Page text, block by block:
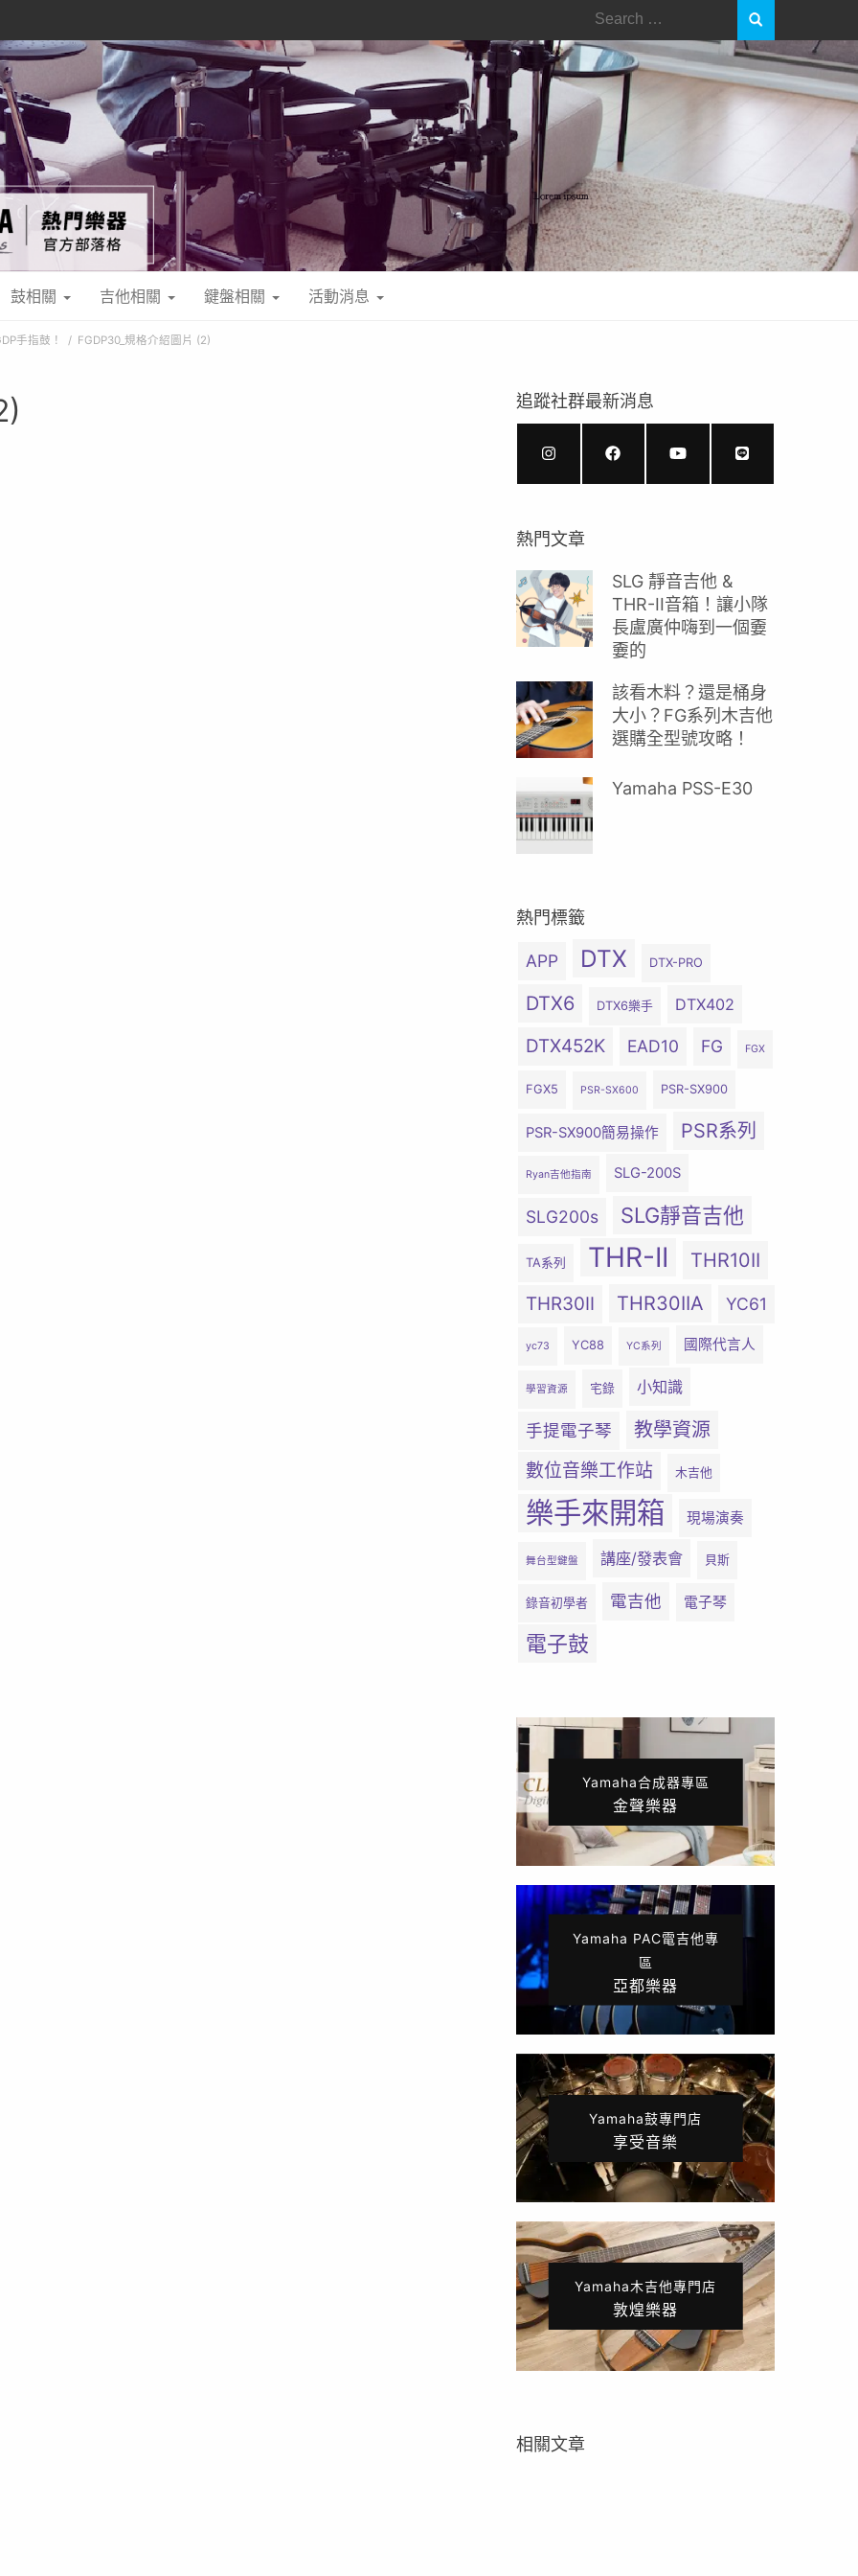
Search
鼓相關 吉他相關 鍵盤相關 活動消息
手指鼓！ FGDP30_規格介紹圖片 (2)
追蹤社群最新消息
熱門文章
SLG 靜音吉他 &
THR-II音箱！讓小隊
長盧廣仲嗨到一個嫑
嫑的
該看木料？還是桶身
大小？FG系列木吉他
選購全型號攻略！
Yamaha PSS-E30
熱門標籤
APP DTX DTX-PRO
DTX6 DTX6樂手 DTX402
DTX452K EAD10 FG FGX
FGX5 PSR-SX600 PSR-SX900
PSR-SX900簡易操作 PSR系列
Ryan吉他指南 SLG-200S
SLG200s SLG靜音吉他
TA系列 THR-II THR10II
THR30II THR30IIA YC61
yc73 YC88 YC系列 國際代言人
學習資源 宅錄 小知識
手提電子琴 教學資源
數位音樂工作站 木吉他
樂手來開箱 現場演奏
舞台型鍵盤 講座/發表會 貝斯
錄音初學者 電吉他 電子琴
電子鼓
Yamaha合成器專區
金聲樂器
Yamaha PAC電吉他專
區
亞都樂器
Yamaha鼓專門店
享受音樂
Yamaha木吉他專門店
敦煌樂器
相關文章